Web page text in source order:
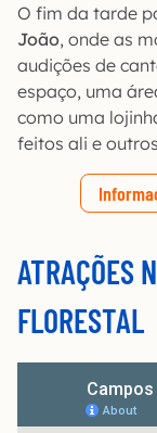
O fim da tarde
João, onde as
audições de
espaço, uma
como uma
feitos ali e
ATRAÇÕES
FLORESTAL